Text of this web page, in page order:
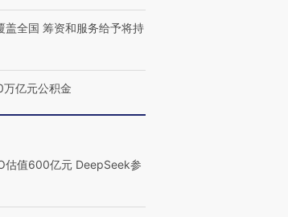
品
育部长拱下台
岁梅西上演帽子戏法
围棋失利的邓煜 两位菲尔
盖全国 筹资和服务给予将持
万亿元公积金
估值600亿元 DeepSeek参